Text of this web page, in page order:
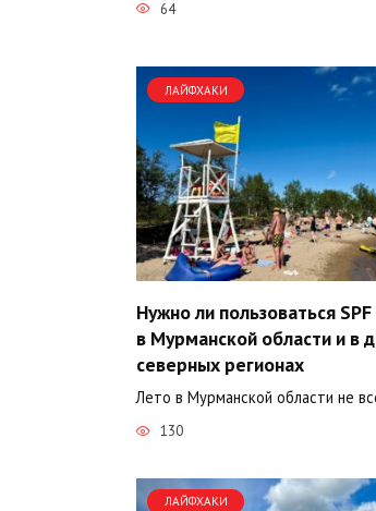
64
ЛАЙФХАКИ
Нужно ли пользоваться SPF
в Мурманской области и в
северных регионах
Лето в Мурманской области не
130
ЛАЙФХАКИ